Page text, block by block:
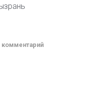
комментарий